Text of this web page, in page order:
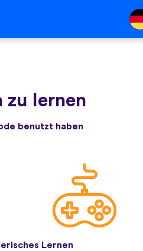
zu lernen
benutzt haben
Lernen